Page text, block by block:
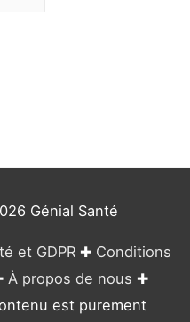
Génial Santé
et GDPR ✚ Conditions
À propos de nous ✚
est purement